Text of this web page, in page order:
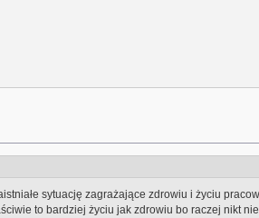
sytuację zagrażające zdrowiu i życiu
to bardziej życiu jak zdrowiu bo raczej nikt